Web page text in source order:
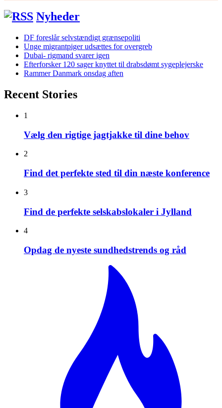
Nyheder
DF foreslår selvstændigt grænsepoliti
Unge migrantpiger udsættes for overgreb
Dubai- rigmand svarer igen
Efterforsker 120 sager knyttet til drabsdømt sygeplejerske
Rammer Danmark onsdag aften
Recent Stories
1
Vælg den rigtige jagtjakke til dine behov
2
Find det perfekte sted til din næste konference
3
Find de perfekte selskabslokaler i Jylland
4
Opdag de nyeste sundhedstrends og råd